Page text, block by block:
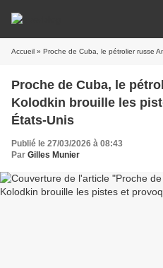
Accueil » Proche de Cuba, le pétrolier russe Anatoly
Proche de Cuba, le
Kolodkin brouille les
États-Unis
Publié le 27/03/2026 à 08:43
Par Gilles Munier